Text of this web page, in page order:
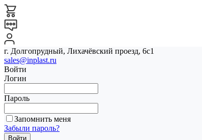
г. Долгопрудный, Лихачёвский проезд, 6с1
sales@inplast.ru
Войти
Логин
Пароль
Запомнить меня
Забыли пароль?